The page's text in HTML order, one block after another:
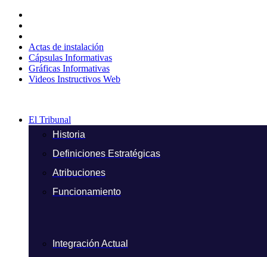
contenido
Actas de instalación
Cápsulas Informativas
Gráficas Informativas
Videos Instructivos Web
El Tribunal
Historia
Definiciones Estratégicas
Atribuciones
Funcionamiento
Integración Actual